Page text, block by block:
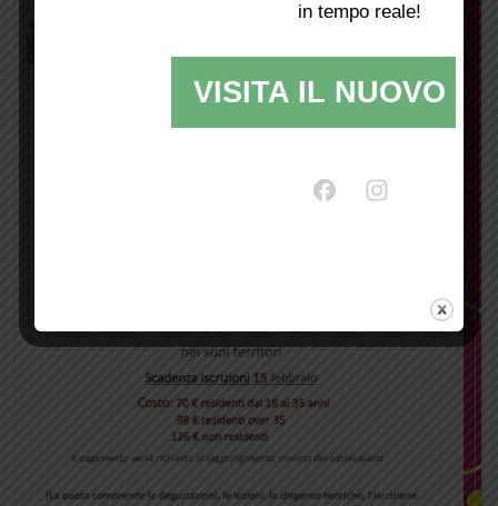
in tempo reale!
VISITA IL NUOVO